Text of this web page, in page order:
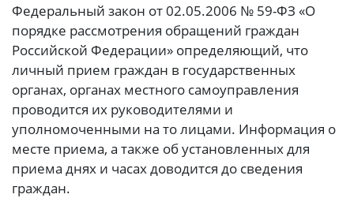
Федеральный закон от 02.05.2006 № 59-ФЗ «О
порядке рассмотрения обращений граждан
Российской Федерации» определяющий, что
личный прием граждан в государственных
органах, органах местного самоуправления
проводится их руководителями и
уполномоченными на то лицами. Информация о
месте приема, а также об установленных для
приема днях и часах доводится до сведения
граждан.